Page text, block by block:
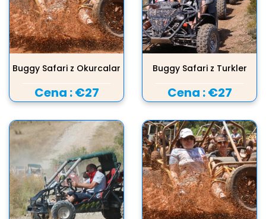
Buggy Safari z Okurcalar
Cena :€27
Buggy Safari z Turkler
Cena :€27